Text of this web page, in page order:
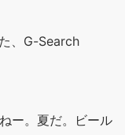
、G-Search
ー。夏だ。ビール